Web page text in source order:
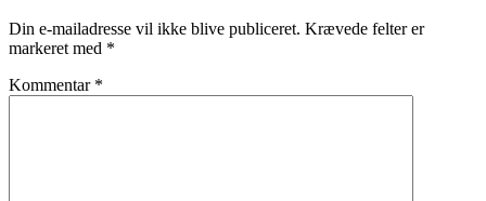
Din e-mailadresse vil ikke blive publiceret. Krævede felter er
markeret med *
Kommentar *